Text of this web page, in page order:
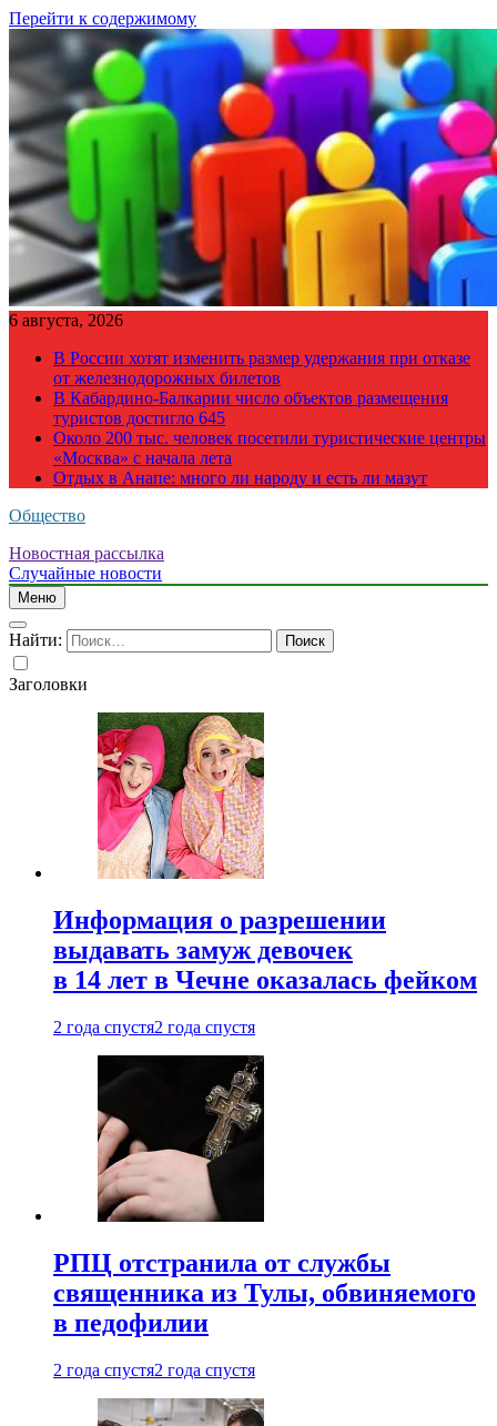
Перейти к содержимому
6 августа, 2026
В России хотят изменить размер удержания при отказе
от железнодорожных билетов
В Кабардино-Балкарии число объектов размещения
туристов достигло 645
Около 200 тыс. человек посетили туристические центры
«Москва» с начала лета
Отдых в Анапе: много ли народу и есть ли мазут
Общество
Новостная рассылка
Случайные новости
Меню
Найти:
Заголовки
Информация о разрешении
выдавать замуж девочек
в 14 лет в Чечне оказалась фейком
2 года спустя2 года спустя
РПЦ отстранила от службы
священника из Тулы, обвиняемого
в педофилии
2 года спустя2 года спустя